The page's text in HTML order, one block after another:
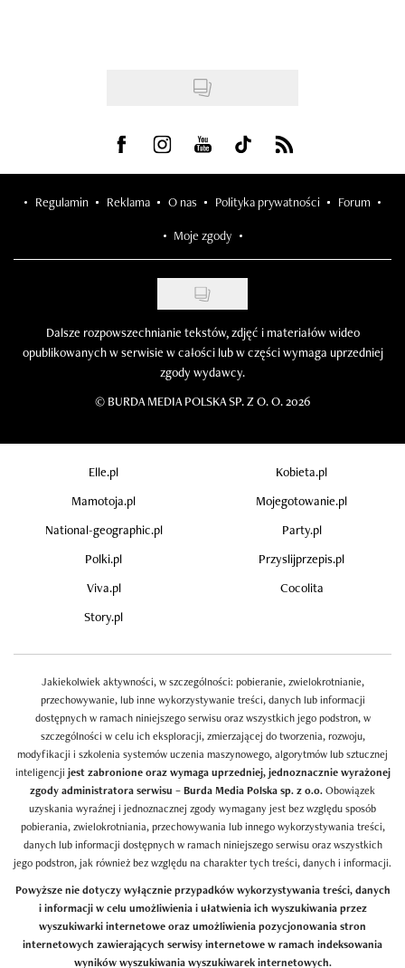
Visit us on Facebook
Visit us on Instagram
Visit us on Youtube
Visit us on Tiktok
Visit us on Rss
Regulamin Reklama O nas Polityka prywatności Forum
Moje zgody
Dalsze rozpowszechnianie tekstów, zdjęć i materiałów wideo
opublikowanych w serwisie w całości lub w części wymaga uprzedniej
zgody wydawcy.
© BURDA MEDIA POLSKA SP. Z O. O. 2026
Elle.pl
Kobieta.pl
Mamotoja.pl
Mojegotowanie.pl
National-geographic.pl
Party.pl
Polki.pl
Przyslijprzepis.pl
Viva.pl
Cocolita
Story.pl
Jakiekolwiek aktywności, w szczególności: pobieranie, zwielokrotnianie,
przechowywanie, lub inne wykorzystywanie treści, danych lub informacji
dostępnych w ramach niniejszego serwisu oraz wszystkich jego podstron, w
szczególności w celu ich eksploracji, zmierzającej do tworzenia, rozwoju,
modyfikacji i szkolenia systemów uczenia maszynowego, algorytmów lub sztucznej
inteligencji jest zabronione oraz wymaga uprzedniej, jednoznacznie wyrażonej
zgody administratora serwisu – Burda Media Polska sp. z o.o.Obowiązek
uzyskania wyraźnej i jednoznacznej zgody wymagany jest bez względu sposób
pobierania, zwielokrotniania, przechowywania lub innego wykorzystywania treści,
danych lub informacji dostępnych w ramach niniejszego serwisu oraz wszystkich
jego podstron, jak również bez względu na charakter tych treści, danych i informacji.
Powyższe nie dotyczy wyłącznie przypadków wykorzystywania treści, danych
i informacji w celu umożliwienia i ułatwienia ich wyszukiwania przez
wyszukiwarki internetowe oraz umożliwienia pozycjonowania stron
internetowych zawierających serwisy internetowe w ramach indeksowania
wyników wyszukiwania wyszukiwarek internetowych.